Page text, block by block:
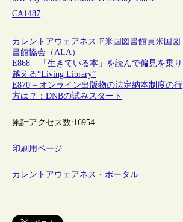
CA1487
カレントアウェアネス-E米国 図書館員米国図
書館協会（ALA）
E868 – 「生きている本」を読んで偏見を乗り
越える“Living Library”
E870 – オンライン出版物の法定納本制度の行
方は？：DNBの試みスタート
累計アクセス数:16954
印刷用ページ
カレントアウェアネス・ポータル